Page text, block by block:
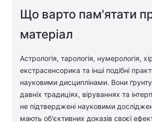
Що варто пам'ятати
матеріал
Астрологія, тарологія, нумерологія,
екстрасенсорика та інші подібні
науковими дисциплінами. Вони
давніх традиціях, віруваннях та
не підтверджені науковими
мають об'єктивних доказів своєї